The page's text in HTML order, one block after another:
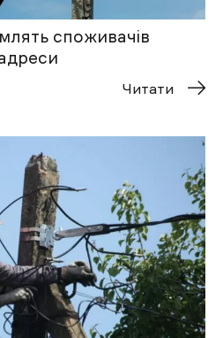
споживачів
Читати